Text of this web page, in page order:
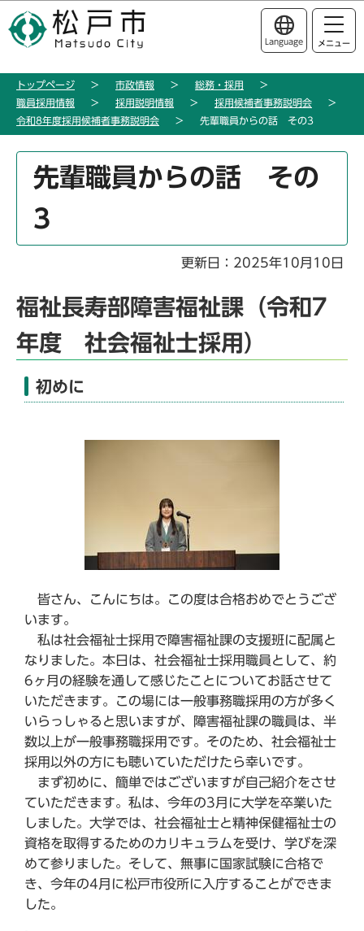
の
ー
このページの本文へ移動
Language メニュー
トップページ 市政情報
総務・採用
職員採用情報
採用説明情報
採用候補者事務説明会
令和8年度採用候補者事務説明会
先輩職員からの話 その3
か
先輩職員からの話 その
3
更新日：2025年10月10日
福祉長寿部障害福祉課（令和7
年度 社会福祉士採用）
初めに
皆さん、こんにちは。この度は合格おめでとうござ
います。
私は社会福祉士採用で障害福祉課の支援班に配属と
なりました。本日は、社会福祉士採用職員として、約
6ヶ月の経験を通して感じたことについてお話させて
いただきます。この場には一般事務職採用の方が多く
いらっしゃると思いますが、障害福祉課の職員は、半
数以上が一般事務職採用です。そのため、社会福祉士
採用以外の方にも聴いていただけたら幸いです。
まず初めに、簡単ではございますが自己紹介をさせ
ていただきます。私は、今年の3月に大学を卒業いた
しました。大学では、社会福祉士と精神保健福祉士の
資格を取得するためのカリキュラムを受け、学びを深
めて参りました。そして、無事に国家試験に合格で
き、今年の4月に松戸市役所に入庁することができま
した。